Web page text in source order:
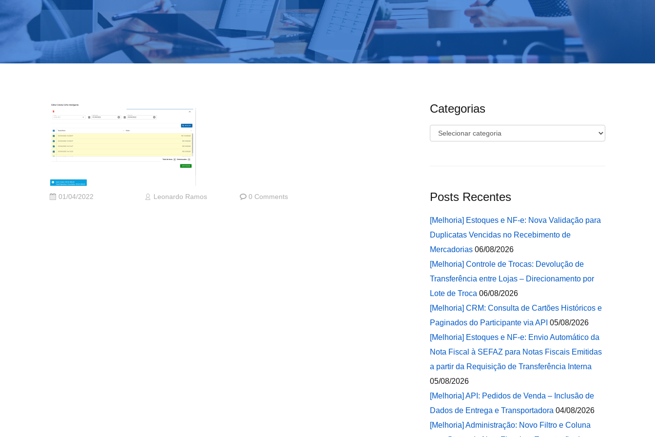
01/04/2022 Leonardo Ramos 0 Comments
Categorias
Categorias
Posts Recentes
[Melhoria] Estoques e NF-e: Nova Validação para
Duplicatas Vencidas no Recebimento de
Mercadorias 06/08/2026
[Melhoria] Controle de Trocas: Devolução de
Transferência entre Lojas – Direcionamento por
Lote de Troca 06/08/2026
[Melhoria] CRM: Consulta de Cartões Históricos e
Paginados do Participante via API 05/08/2026
[Melhoria] Estoques e NF-e: Envio Automático da
Nota Fiscal à SEFAZ para Notas Fiscais Emitidas
a partir da Requisição de Transferência Interna
05/08/2026
[Melhoria] API: Pedidos de Venda – Inclusão de
Dados de Entrega e Transportadora 04/08/2026
[Melhoria] Administração: Novo Filtro e Coluna